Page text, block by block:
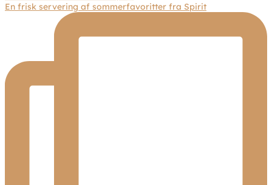
En frisk servering af sommerfavoritter fra Spirit